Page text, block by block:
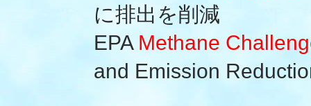
に排出を削減
EPA Methane
and Emission